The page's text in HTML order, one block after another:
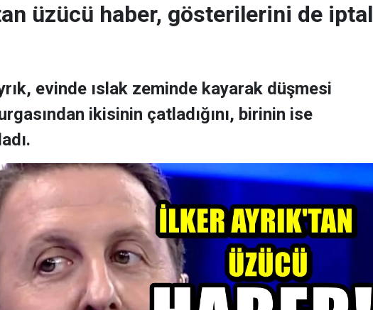
üzücü haber, gösterilerini de iptal
evinde ıslak zeminde kayarak düşmesi
ikisinin çatladığını, birinin ise